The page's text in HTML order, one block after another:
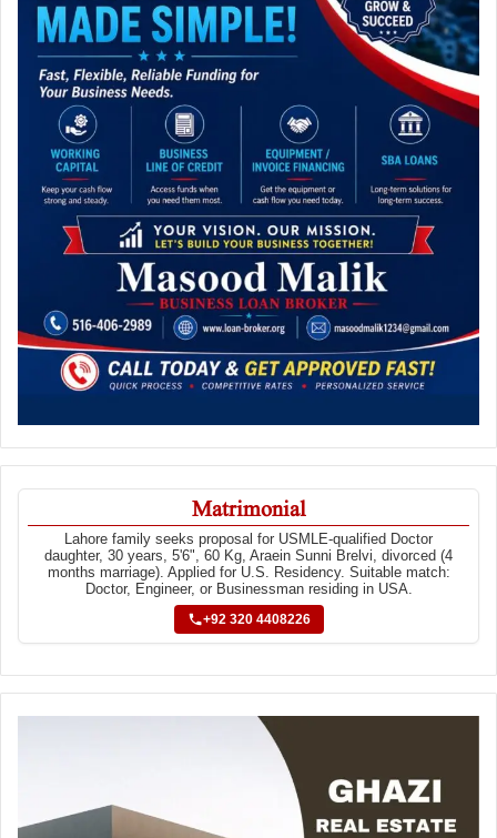
Matrimonial
Lahore family seeks proposal for USMLE-qualified Doctor
daughter, 30 years, 5'6", 60 Kg, Araein Sunni Brelvi, divorced (4
months marriage). Applied for U.S. Residency. Suitable match:
Doctor, Engineer, or Businessman residing in USA.
+92 320 4408226